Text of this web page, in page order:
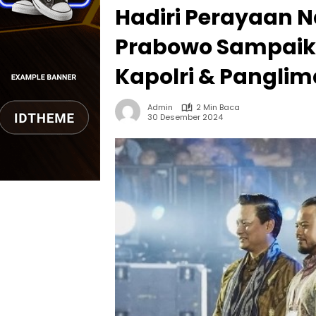
Hadiri Perayaan
Prabowo
Kapolri &
Admin
2 Min Baca
30 Desember 2024